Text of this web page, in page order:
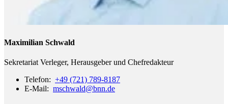
Maximilian Schwald
Sekretariat Verleger, Herausgeber und Chefredakteur
Telefon: +49 (721) 789-8187
E-Mail: mschwald@bnn.de